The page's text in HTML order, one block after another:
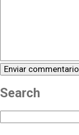
Search